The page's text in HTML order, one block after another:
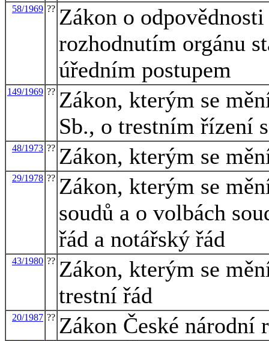
58/1969 ?? Zákon o
rozhodnutím orgánu
úředním postupem
149/1969 ?? Zákon, kterým se
Sb., o trestním řízení
48/1973 ?? Zákon, kterým se
29/1978 ?? Zákon, kterým se
soudů a o volbách
řád a notářský řád
43/1980 ?? Zákon, kterým se
trestní řád
20/1987 ?? Zákon České národní